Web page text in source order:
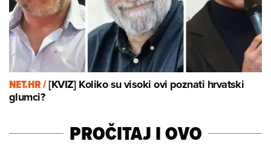
NET.HR /[KVIZ] Koliko su visoki ovi poznati hrvatski
glumci?
PROČITAJ I OVO